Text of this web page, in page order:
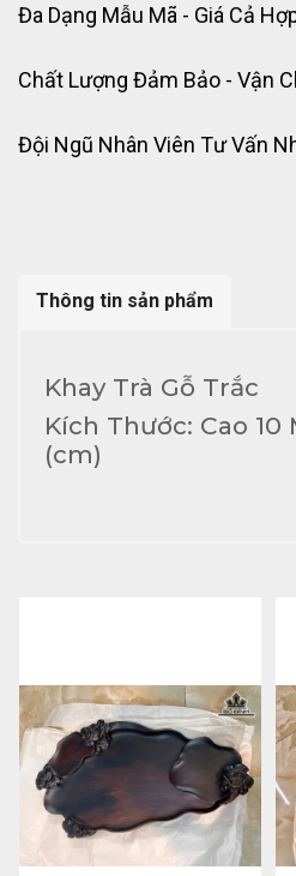
Đa Dạng Mẫu Mã - Giá Cả
Chất Lượng Đảm Bảo - Vận
Đội Ngũ Nhân Viên Tư Vấn
Thông tin sản phẩm
Khay Trà Gỗ Trắc
Kích Thước: Cao 10
(cm)